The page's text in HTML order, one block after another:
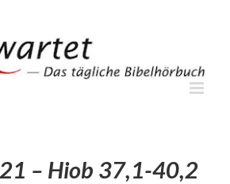
– Hiob 37,1-40,2